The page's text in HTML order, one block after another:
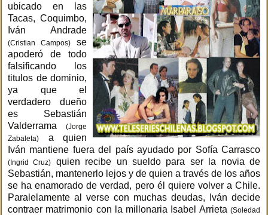
ubicado en las
Tacas, Coquimbo,
Iván Andrade
(Cristian Campos)
se
apoderó de todo
falsificando los
titulos de dominio,
ya que el
verdadero dueño
es Sebastián
Valderrama
(Jorge
Zabaleta)
a quien
Iván mantiene fuera del país ayudado por Sofía Carrasco
(Ingrid Cruz)
quien recibe un sueldo para ser la novia de
Sebastián, mantenerlo lejos y de quien a través de los años
se ha enamorado de verdad, pero él quiere volver a Chile.
Paralelamente al verse con muchas deudas, Iván decide
contraer matrimonio con la millonaria Isabel Arrieta (Soledad